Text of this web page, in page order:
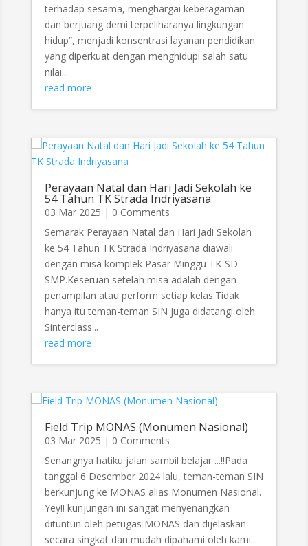
terhadap sesama, menghargai keberagaman
dan berjuang demi terpeliharanya lingkungan
hidup”, menjadi konsentrasi layanan pendidikan
yang diperkuat dengan menghidupi salah satu
nilai...
read more
Perayaan Natal dan Hari Jadi Sekolah ke
54 Tahun TK Strada Indriyasana
03 Mar 2025 | 0 Comments
Semarak Perayaan Natal dan Hari Jadi Sekolah
ke 54 Tahun TK Strada Indriyasana diawali
dengan misa komplek Pasar Minggu TK-SD-
SMP.Keseruan setelah misa adalah dengan
penampilan atau perform setiap kelas.Tidak
hanya itu teman-teman SIN juga didatangi oleh
Sinterclass...
read more
Field Trip MONAS (Monumen Nasional)
03 Mar 2025 | 0 Comments
Senangnya hatiku jalan sambil belajar ...!!Pada
tanggal 6 Desember 2024 lalu, teman-teman SIN
berkunjung ke MONAS alias Monumen Nasional.
Yey!! kunjungan ini sangat menyenangkan
dituntun oleh petugas MONAS dan dijelaskan
secara singkat dan mudah dipahami oleh kami...